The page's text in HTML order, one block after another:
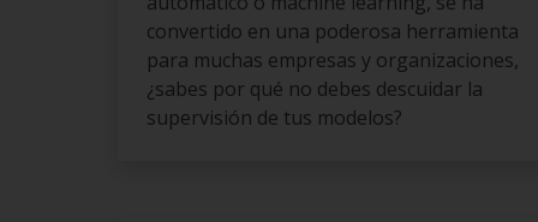
convertido en una poderosa herramienta
para muchas empresas y organizaciones,
¿sabes por qué no debes descuidar la
supervisión de tus modelos?